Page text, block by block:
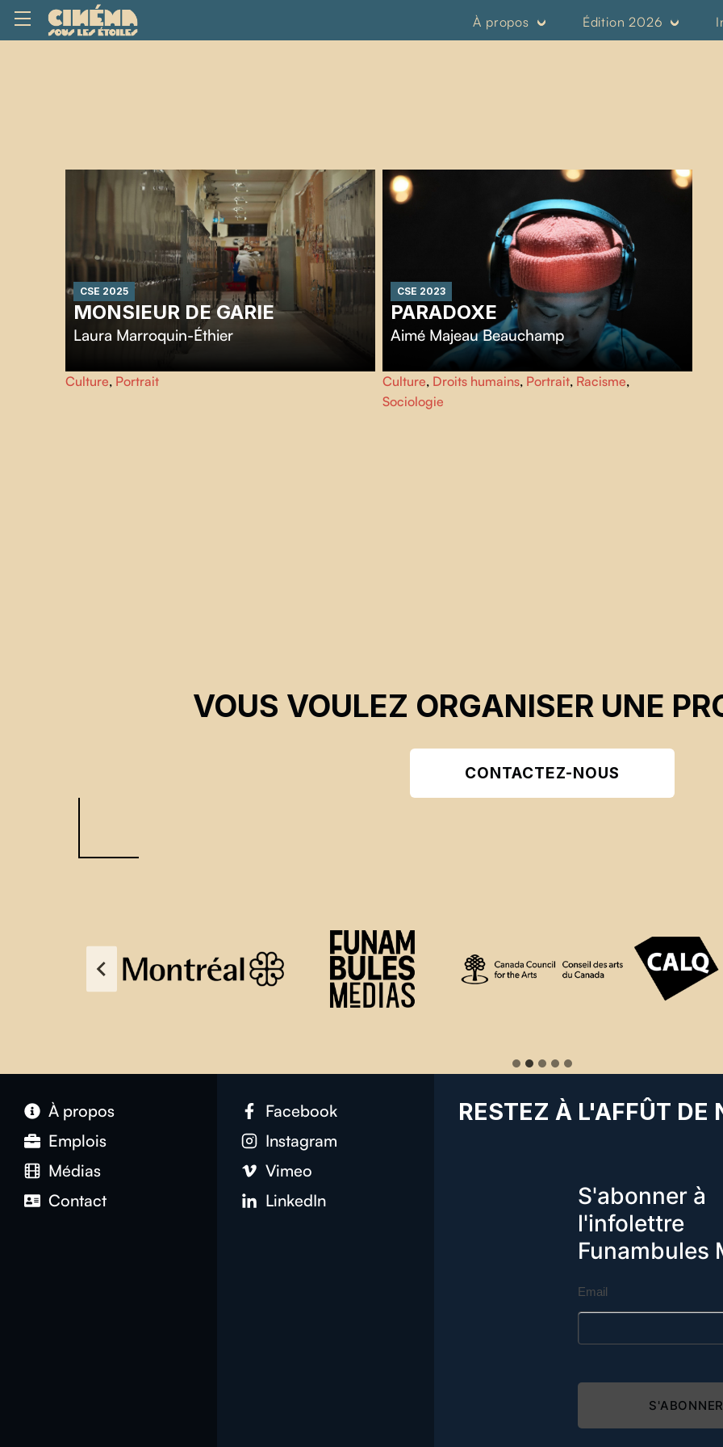
À propos Édition 2026
CSE 2025
MONSIEUR DE GARIE
Laura Marroquin-Éthier
Julien De Garie, passionné de sérigraphie et enseignant,
explore les liens entre création, enseignement et son
Culture, Portrait
CSE 2023
PARADOXE
Aimé Majeau Beauchamp
Paradoxe, dresse le portrait d'un être d’intensité et de
douceur. Alors qu’elle entame l’hormonothérapie
féminisante, Laure apprend à apprivoiser les changements
Culture, Droits humains, Portrait, Racisme,
Sociologie
VOUS VOULEZ ORGANISER UNE
CONTACTEZ-NOUS
À propos
Emplois
Médias
Contact
Facebook
Instagram
Vimeo
LinkedIn
RESTEZ À L'AFFÛT DE
S'abonner à
l'infolettre
Funambules
Email
S'ABONNER